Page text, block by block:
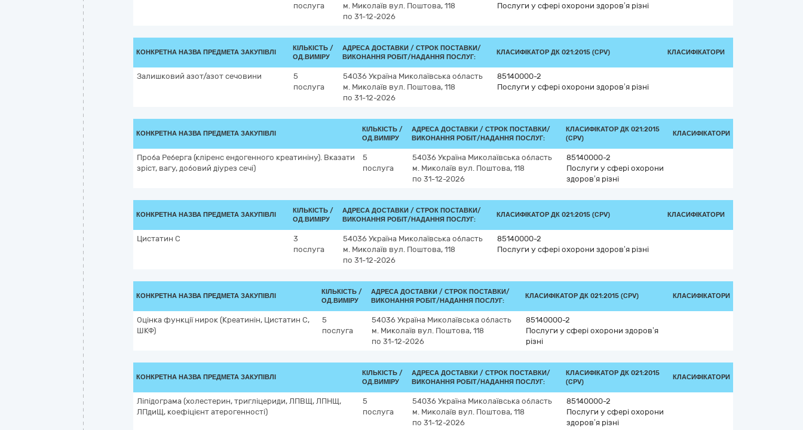
послуга
м. Миколаїв вул. Поштова, 118
по 31-12-2026
Послуги у сфері охорони здоров’я різні
КОНКРЕТНА НАЗВА ПРЕДМЕТА ЗАКУПІВЛІ
КІЛЬКІСТЬ /
ОД.ВИМІРУ
АДРЕСА ДОСТАВКИ / СТРОК ПОСТАВКИ/
ВИКОНАННЯ РОБІТ/НАДАННЯ ПОСЛУГ:
КЛАСИФІКАТОР ДК 021:2015 (CPV) КЛАСИФІКАТОРИ
Залишковий азот/азот сечовини
5
послуга
54036 Україна Миколаївська область
м. Миколаїв вул. Поштова, 118
по 31-12-2026
85140000-2
Послуги у сфері охорони здоров’я різні
КОНКРЕТНА НАЗВА ПРЕДМЕТА ЗАКУПІВЛІ
КІЛЬКІСТЬ /
ОД.ВИМІРУ
АДРЕСА ДОСТАВКИ / СТРОК ПОСТАВКИ/
ВИКОНАННЯ РОБІТ/НАДАННЯ ПОСЛУГ:
КЛАСИФІКАТОР ДК 021:2015
(CPV)
КЛАСИФІКАТОРИ
Проба Реберга (кліренс ендогенного креатиніну). Вказати
зріст, вагу, добовий діурез сечі)
5
послуга
54036 Україна Миколаївська область
м. Миколаїв вул. Поштова, 118
по 31-12-2026
85140000-2
Послуги у сфері охорони
здоров’я різні
КОНКРЕТНА НАЗВА ПРЕДМЕТА ЗАКУПІВЛІ
КІЛЬКІСТЬ /
ОД.ВИМІРУ
АДРЕСА ДОСТАВКИ / СТРОК ПОСТАВКИ/
ВИКОНАННЯ РОБІТ/НАДАННЯ ПОСЛУГ:
КЛАСИФІКАТОР ДК 021:2015 (CPV) КЛАСИФІКАТОРИ
Цистатин С
3
послуга
54036 Україна Миколаївська область
м. Миколаїв вул. Поштова, 118
по 31-12-2026
85140000-2
Послуги у сфері охорони здоров’я різні
КОНКРЕТНА НАЗВА ПРЕДМЕТА ЗАКУПІВЛІ
КІЛЬКІСТЬ /
ОД.ВИМІРУ
АДРЕСА ДОСТАВКИ / СТРОК ПОСТАВКИ/
ВИКОНАННЯ РОБІТ/НАДАННЯ ПОСЛУГ:
КЛАСИФІКАТОР ДК 021:2015 (CPV) КЛАСИФІКАТОРИ
Оцінка функції нирок (Креатинін, Цистатин С,
ШКФ)
5
послуга
54036 Україна Миколаївська область
м. Миколаїв вул. Поштова, 118
по 31-12-2026
85140000-2
Послуги у сфері охорони здоров’я
різні
КОНКРЕТНА НАЗВА ПРЕДМЕТА ЗАКУПІВЛІ
КІЛЬКІСТЬ /
ОД.ВИМІРУ
АДРЕСА ДОСТАВКИ / СТРОК ПОСТАВКИ/
ВИКОНАННЯ РОБІТ/НАДАННЯ ПОСЛУГ:
КЛАСИФІКАТОР ДК 021:2015
(CPV)
КЛАСИФІКАТОРИ
Ліпідограма (холестерин, тригліцериди, ЛПВЩ, ЛПНЩ,
ЛПдиЩ, коефіцієнт атерогенності)
5
послуга
54036 Україна Миколаївська область
м. Миколаїв вул. Поштова, 118
по 31-12-2026
85140000-2
Послуги у сфері охорони
здоров’я різні